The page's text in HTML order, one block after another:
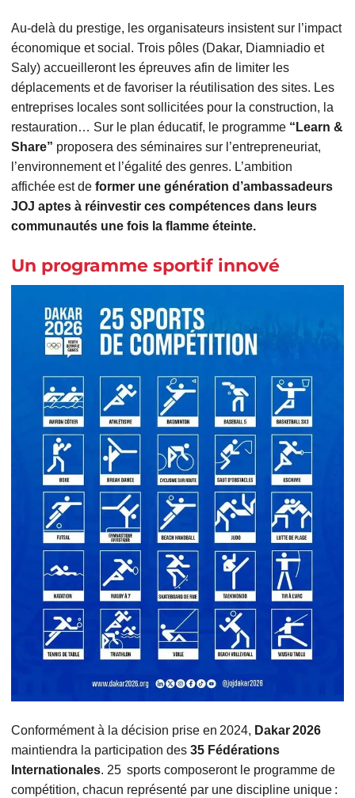
Au‑delà du prestige, les organisateurs insistent sur l’impact
économique et social. Trois pôles (Dakar, Diamniadio et
Saly) accueilleront les épreuves afin de limiter les
déplacements et de favoriser la réutilisation des sites. Les
entreprises locales sont sollicitées pour la construction, la
restauration… Sur le plan éducatif, le programme “Learn &
Share” proposera des séminaires sur l’entrepreneuriat,
l’environnement et l’égalité des genres. L’ambition
affichée est de former une génération d’ambassadeurs
JOJ aptes à réinvestir ces compétences dans leurs
communautés une fois la flamme éteinte.
Un programme sportif innové
Conformément à la décision prise en 2024, Dakar 2026
maintiendra la participation des 35 Fédérations
Internationales. 25 sports composeront le programme de
compétition, chacun représenté par une discipline unique :